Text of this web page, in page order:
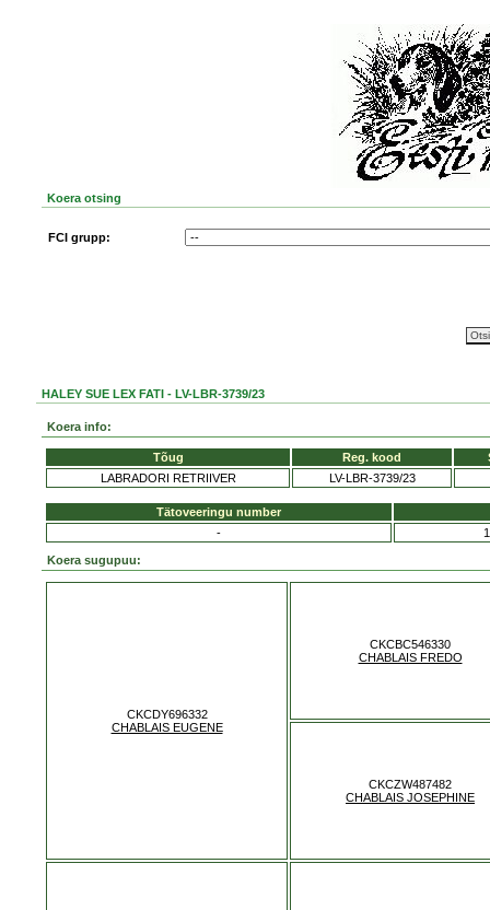
Koera otsing
FCI grupp:
HALEY SUE LEX FATI - LV-LBR-3739/23
Koera info:
Tõug Reg. kood
LABRADORI RETRIIVER
LV-LBR-3739/23
Tätoveeringu number
-
Koera sugupuu:
CKCDY696332
CHABLAIS EUGENE
CKCBC546330
CHABLAIS FREDO
CKCZW487482
CHABLAIS JOSEPHINE